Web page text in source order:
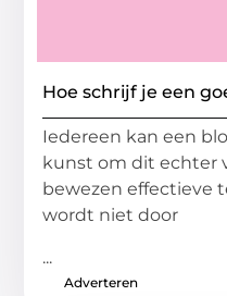
Hoe schrijf je een
Iedereen kan een
kunst om dit echter
bewezen effectieve
wordt niet door
...
Adverteren